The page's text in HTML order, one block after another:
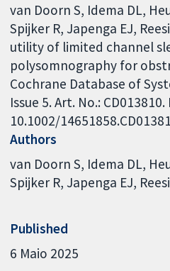
van Doorn S, Idema DL,
Spijker R, Japenga EJ,
utility of limited channel
polysomnography for
Cochrane Database of
Issue 5. Art. No.: CD013810.
10.1002/
Authors
van Doorn S Idema DL
Spijker R Japenga EJ
Published
6 Maio 2025